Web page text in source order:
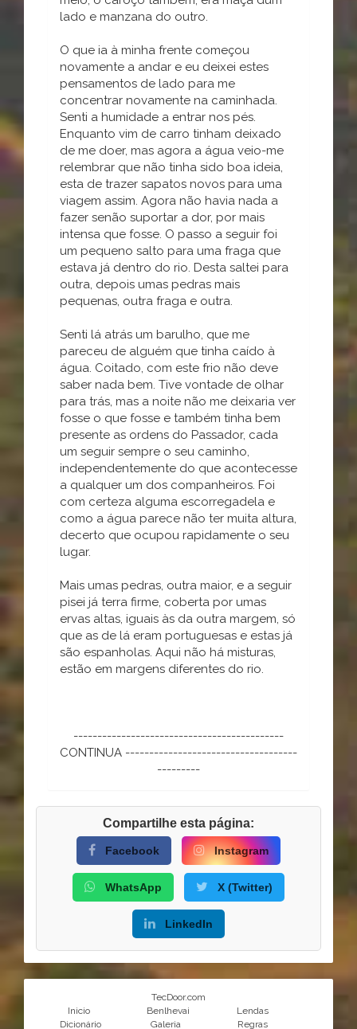
lado e manzana do outro.
O que ia à minha frente começou
novamente a andar e eu deixei estes
pensamentos de lado para me
concentrar novamente na caminhada.
Senti a humidade a entrar nos pés.
Enquanto vim de carro tinham deixado
de me doer, mas agora a água veio-me
relembrar que não tinha sido boa ideia,
esta de trazer sapatos novos para uma
viagem assim. Agora não havia nada a
fazer senão suportar a dor, por mais
intensa que fosse. O passo a seguir foi
um pequeno salto para uma fraga que
estava já dentro do rio. Desta saltei para
outra, depois umas pedras mais
pequenas, outra fraga e outra.
Senti lá atrás um barulho, que me
pareceu de alguém que tinha caído à
água. Coitado, com este frio não deve
saber nada bem. Tive vontade de olhar
para trás, mas a noite não me deixaria ver
fosse o que fosse e também tinha bem
presente as ordens do Passador, cada
um seguir sempre o seu caminho,
independentemente do que acontecesse
a qualquer um dos companheiros. Foi
com certeza alguma escorregadela e
como a água parece não ter muita altura,
decerto que ocupou rapidamente o seu
lugar.
Mais umas pedras, outra maior, e a seguir
pisei já terra firme, coberta por umas
ervas altas, iguais às da outra margem, só
que as de lá eram portuguesas e estas já
são espanholas. Aqui não há misturas,
estão em margens diferentes do rio.
--------------------------------------------
CONTINUA ------------------------------------
---------
Compartilhe esta página:
Facebook Instagram
WhatsApp X (Twitter)
LinkedIn
TecDoor.com
Inicio
Benlhevai
Lendas
Dicionário
Galeria Regras